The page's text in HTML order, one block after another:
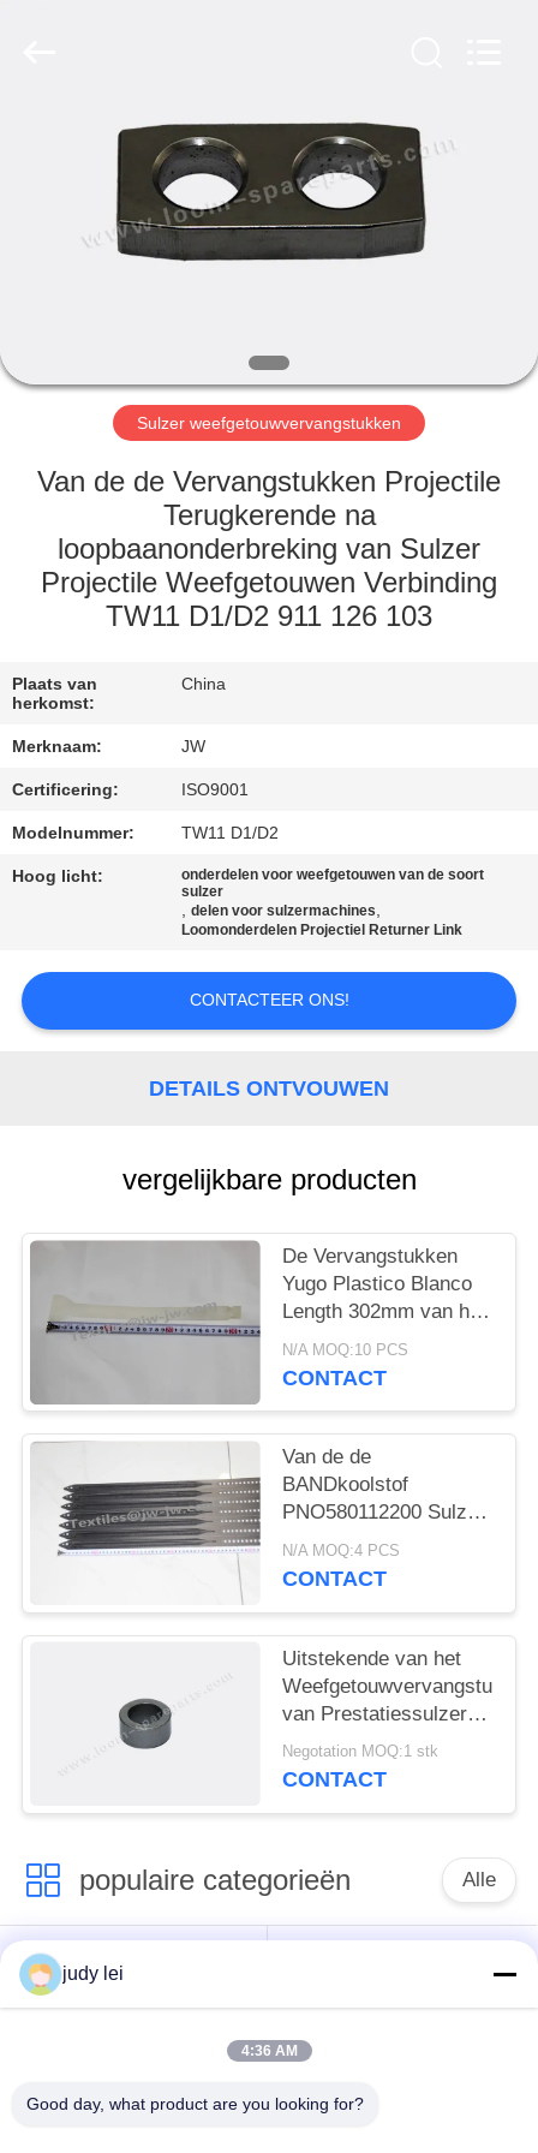
PRODUCTEN
FABRIEKSREIS
KWALITEITSCONTROLE
CONTACTEER
ONS
VRAAG
EEN
PRIVACY
POLICY
Sulzer weefgetouwvervangstukken
Van de de Vervangstukken Projectile
Terugkerende na
loopbaanonderbreking van Sulzer
Projectile Weefgetouwen Verbinding
TW11 D1/D2 911 126 103
Plaats van
herkomst:
China
Merknaam: JW
Certificering: ISO9001
Modelnummer: TW11 D1/D2
Hoog licht:
onderdelen voor weefgetouwen van de soort
sulzer
,delen voor sulzermachines,
Loomonderdelen Projectiel Returner Link
CONTACTEER ONS!
DETAILS ONTVOUWEN
vergelijkbare producten
De Vervangstukken
Yugo Plastico Blanco
Length 302mm van het
Sulzer Wevende
Weefgetouw
N/A MOQ:10 PCS
CONTACT
Van de de
BANDkoolstof
PNO580112200 Sulzer
van SULZER G6300 de
Vervangstukken van
N/A MOQ:4 PCS
CONTACT
Uitstekende van het
Weefgetouwvervangstukken
van Prestatiessulzer
de
Negotation MOQ:1 stk
CONTACT
populaire categorieën Alle
wevend
weefgetouwvervangstukken
rapierweefgetouw
het Airjetweefgetouw
judy lei
4:36 AM
Good day, what product are you looking for?